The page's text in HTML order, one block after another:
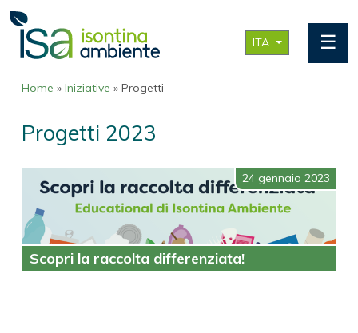
ITA ☰
Home » Iniziative » Progetti
Progetti 2023
24 gennaio 2023
Scopri la raccolta differenziata!